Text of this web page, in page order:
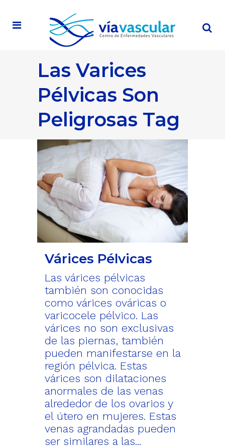
Las Varices
Pélvicas Son
Peligrosas Tag
Várices Pélvicas
Las várices pélvicas
también son conocidas
como várices ováricas o
varicocele pélvico. Las
várices no son exclusivas
de las piernas, también
pueden manifestarse en la
región pélvica. Estas
várices son dilataciones
anormales de las venas
alrededor de los ovarios y
el útero en mujeres. Estas
venas agrandadas pueden
ser similares a las...